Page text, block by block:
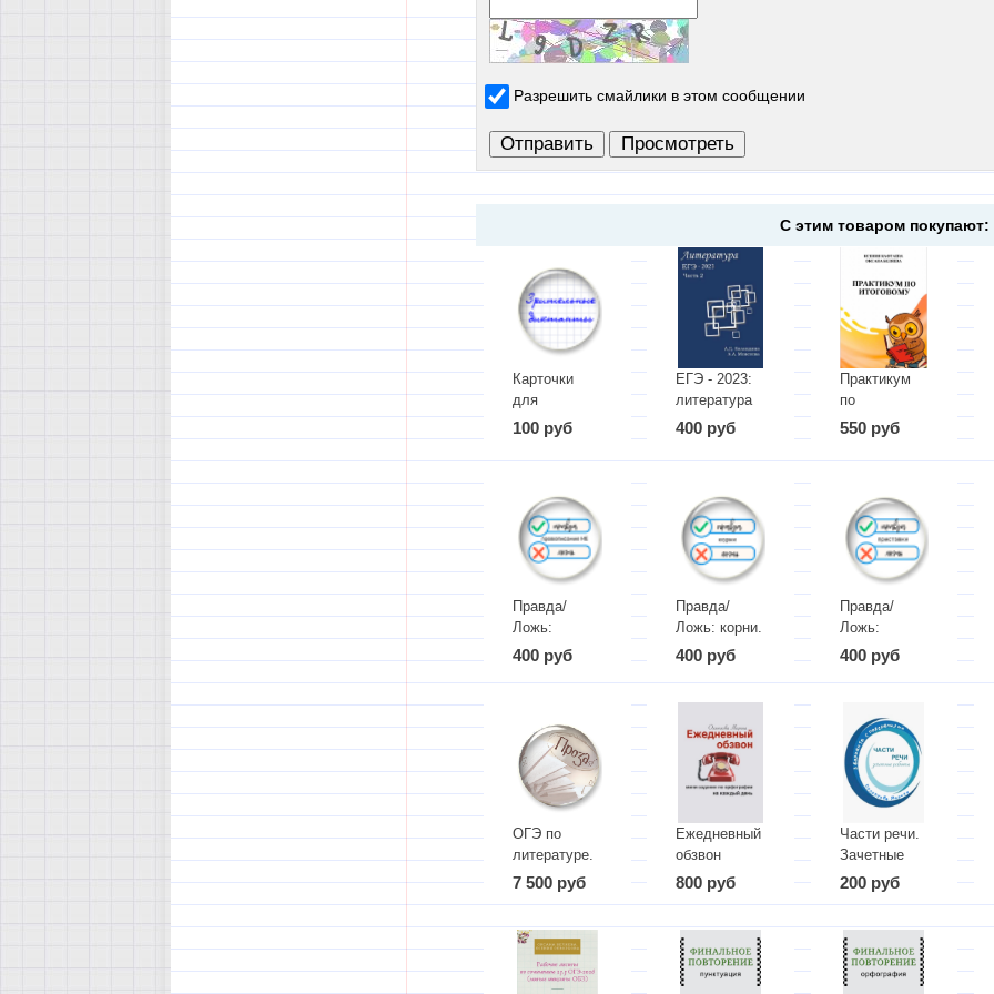
Разрешить смайлики в этом сообщении
С этим товаром покупают:
Карточки
для
зрительных
диктантов
100 руб
ЕГЭ - 2023:
литература
(часть 2)
400 руб
Практикум
по
Итоговому
сочинению
550 руб
Правда/
Ложь:
правописание
НЕ. Задание
400 руб
Правда/
Ложь: корни.
Задание 6
400 руб
Правда/
Ложь:
приставки.
Задание 6
400 руб
ОГЭ по
литературе.
Проза
7 500 руб
Ежедневный
обзвон
800 руб
Части речи.
Зачетные
работы
200 руб